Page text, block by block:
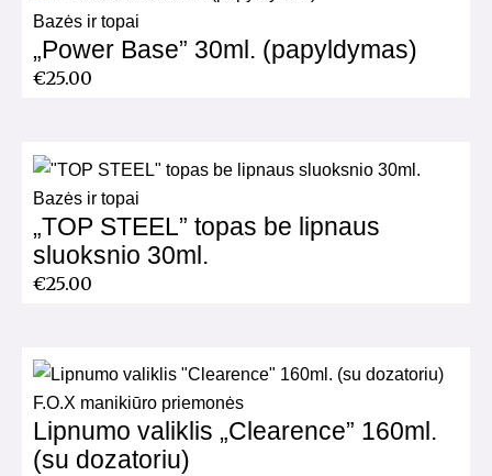
Bazės ir topai
„Power Base” 30ml. (papyldymas)
€25.00
Bazės ir topai
„TOP STEEL” topas be lipnaus
sluoksnio 30ml.
€25.00
F.O.X manikiūro priemonės
Lipnumo valiklis „Clearence” 160ml.
(su dozatoriu)